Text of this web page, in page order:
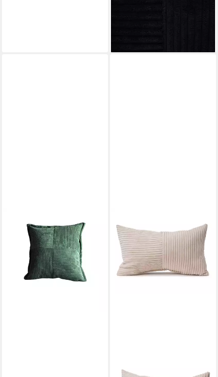
50x8x30 cm schwarz
Zierkissen GÖZZE Kissen
ANAFI grün BH 40x40 cm
grün Dekokissen
12,90 €
lieferbar - in 4-5 Werktagen bei dir